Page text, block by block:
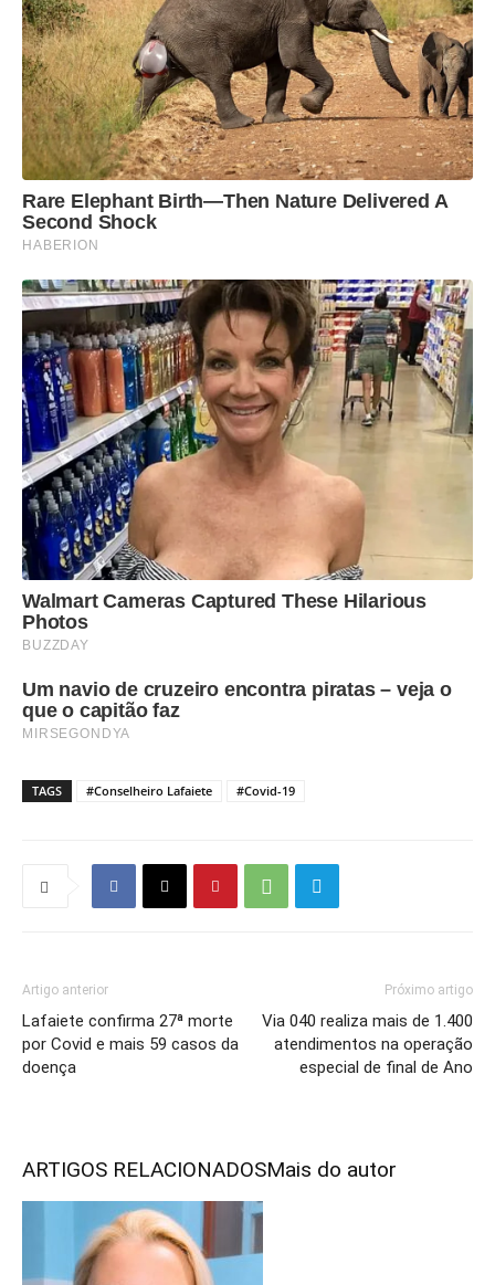
TAGS #Conselheiro Lafaiete #Covid-19
Artigo anterior
Lafaiete confirma 27ª morte
por Covid e mais 59 casos da
doença
Próximo artigo
Via 040 realiza mais de 1.400
atendimentos na operação
especial de final de Ano
ARTIGOS RELACIONADOSMais do autor